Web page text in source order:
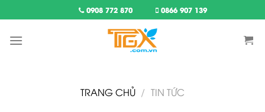
to
content
0908 772 870 0866 907 139
TRANG CHỦ / TIN TỨC